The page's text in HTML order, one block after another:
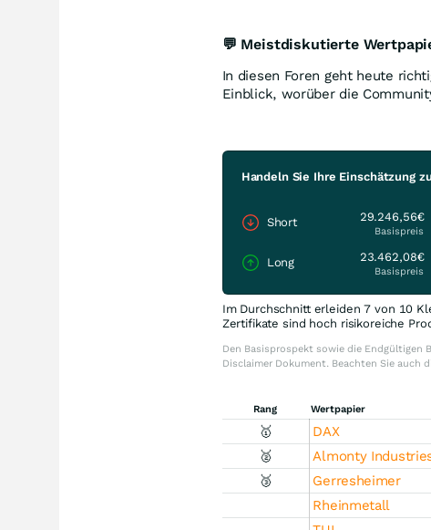
💬 Meistdiskutierte
In diesen Foren geht heute
Einblick, worüber die
Handeln Sie Ihre Einschätzung
Short 29.246,56€
Basispreis
Long 23.462,08€
Basispreis
Im Durchschnitt erleiden 7 von 10
Zertifikate sind hoch risikoreiche
Den Basisprospekt sowie die Endgültigen
Disclaimer Dokument. Beachten Sie auch
Rang Wertpapier
🥇 DAX
🥈
Almonty
🥉
Gerresheimer
Rheinmetall